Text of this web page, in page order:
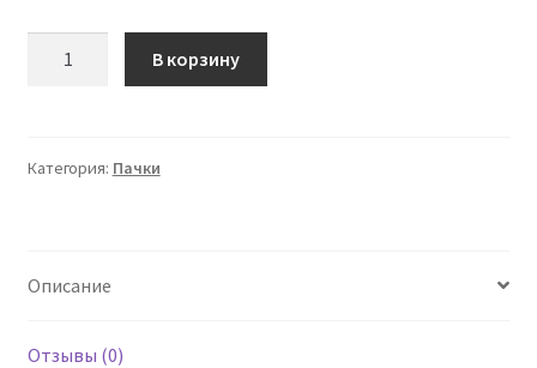
Choice
Gramm
/
В корзину
Категория: Пачки
Описание
Отзывы (0)